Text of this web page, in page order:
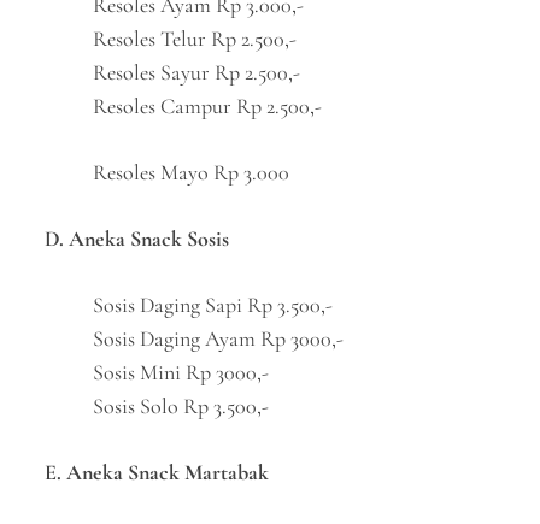
Resoles Telur Rp 2.500,-
Resoles Sayur Rp 2.500,-
Resoles Campur Rp 2.500,-
Resoles Mayo Rp 3.000
D. Aneka Snack Sosis
Sosis Daging Sapi Rp 3.500,-
Sosis Daging Ayam Rp 3000,-
Sosis Mini Rp 3000,-
Sosis Solo Rp 3.500,-
E. Aneka Snack Martabak